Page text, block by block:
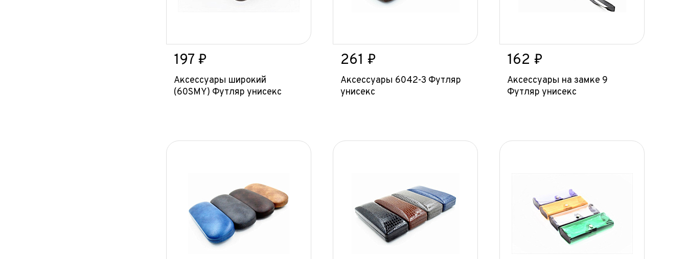
197 ₽
Аксессуары широкий
(60SMY) Футляр унисекс
261 ₽
Аксессуары 6042-3 Футляр
унисекс
162 ₽
Аксессуары на замке 9
Футляр унисекс